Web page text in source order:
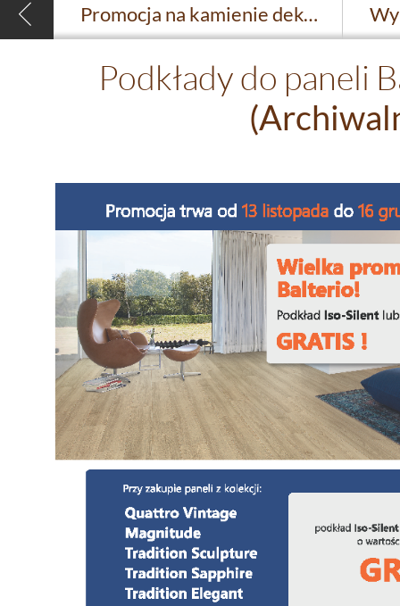
Promocja na kamienie dekoracyjne Livorno i Madera
Podkłady do paneli